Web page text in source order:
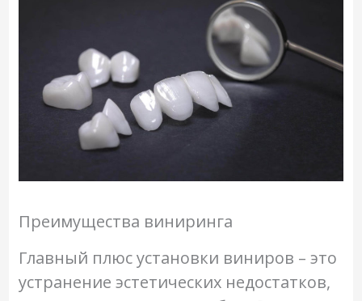
Преимущества виниринга
Главный плюс установки виниров – это
устранение эстетических недостатков,